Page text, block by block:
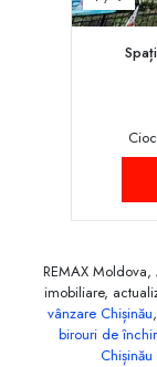
REMAX
imobiliare,
vânzare Chișinău,
birouri de
Chișinău